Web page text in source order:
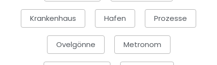
Krankenhaus Hafen Prozesse
Ovelgönne Metronom